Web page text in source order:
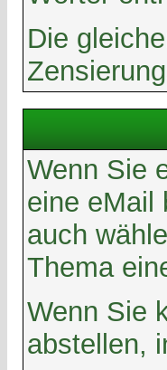
Die
Wenn Sie
eine eMail
auch
Thema
Wenn Sie
abstellen,